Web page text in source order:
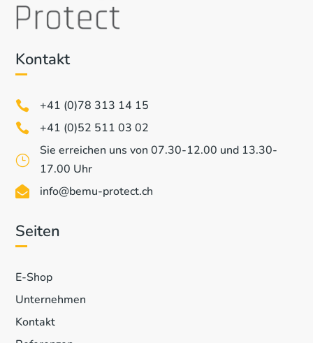
Kontakt
 +41 (0)78 313 14 15
 +41 (0)52 511 03 02
}
Sie erreichen uns von 07.30-12.00 und 13.30-
17.00 Uhr
 info@bemu-protect.ch
Seiten
E-Shop
Unternehmen
Kontakt